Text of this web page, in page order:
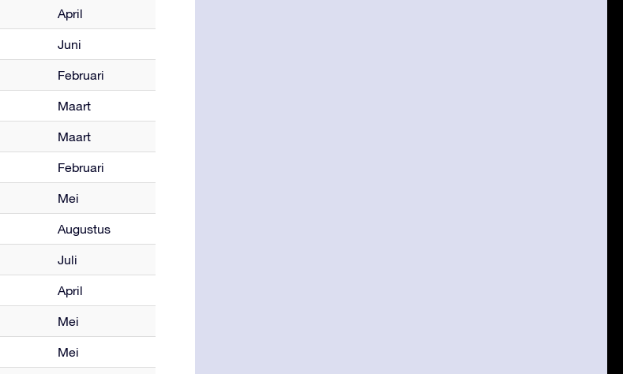
April
Juni
Februari
Maart
Maart
Februari
Mei
Augustus
Juli
April
Mei
Mei